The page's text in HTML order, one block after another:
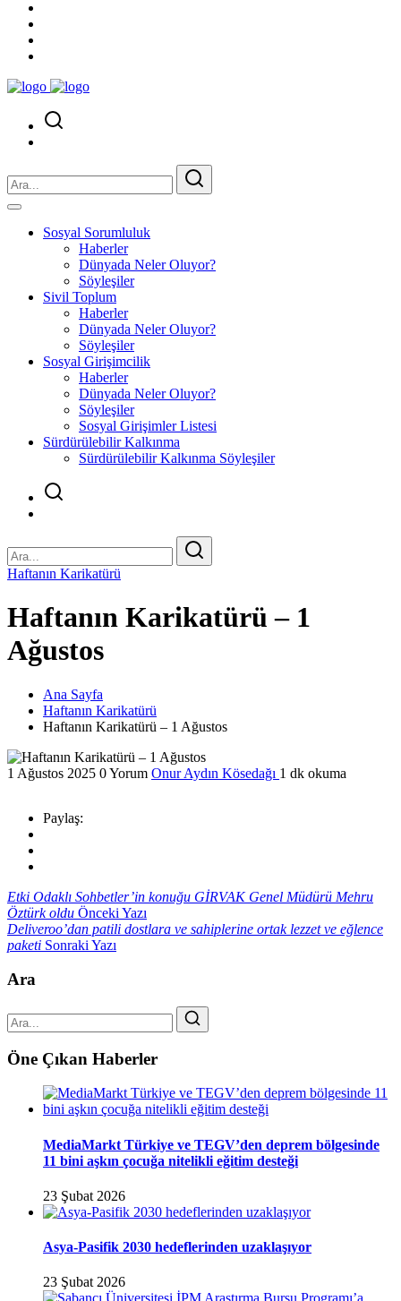
Sosyal Sorumluluk
Haberler
Dünyada Neler Oluyor?
Söyleşiler
Sivil Toplum
Haberler
Dünyada Neler Oluyor?
Söyleşiler
Sosyal Girişimcilik
Haberler
Dünyada Neler Oluyor?
Söyleşiler
Sosyal Girişimler Listesi
Sürdürülebilir Kalkınma
Sürdürülebilir Kalkınma Söyleşiler
Haftanın Karikatürü
Haftanın Karikatürü – 1
Ağustos
Ana Sayfa
Haftanın Karikatürü
Haftanın Karikatürü – 1 Ağustos
1 Ağustos 2025 0 Yorum Onur Aydın Kösedağı 1 dk okuma
Paylaş:
Etki Odaklı Sohbetler’in konuğu GİRVAK Genel Müdürü Mehru
Öztürk oldu Önceki Yazı
Deliveroo’dan patili dostlara ve sahiplerine ortak lezzet ve eğlence
paketi Sonraki Yazı
Ara
Öne Çıkan Haberler
MediaMarkt Türkiye ve TEGV’den deprem bölgesinde
11 bini aşkın çocuğa nitelikli eğitim desteği
23 Şubat 2026
Asya-Pasifik 2030 hedeflerinden uzaklaşıyor
23 Şubat 2026